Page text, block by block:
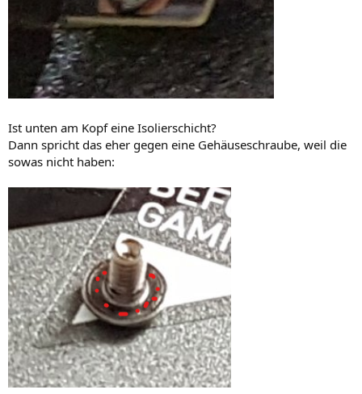
Ist unten am Kopf eine Isolierschicht?
Dann spricht das eher gegen eine Gehäuseschraube, weil die
sowas nicht haben: